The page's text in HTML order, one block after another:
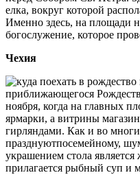
елка, вокруг которой
Именно здесь, на площади
богослужение, которое
Чехия
приближающегося
ноября, когда на главных
ярмарки, а витрины
гирляндами. Как и во
празднуютпосемейному,
украшением стола
прилагается рыбный суп и